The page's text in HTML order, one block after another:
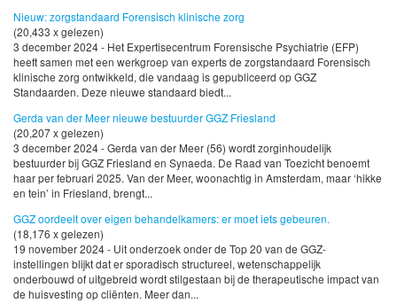
Nieuw: zorgstandaard Forensisch klinische zorg
(20,433 x gelezen)
3 december 2024 - Het Expertisecentrum Forensische Psychiatrie (EFP)
heeft samen met een werkgroep van experts de zorgstandaard Forensisch
klinische zorg ontwikkeld, die vandaag is gepubliceerd op GGZ
Standaarden. Deze nieuwe standaard biedt...
Gerda van der Meer nieuwe bestuurder GGZ Friesland
(20,207 x gelezen)
3 december 2024 - Gerda van der Meer (56) wordt zorginhoudelijk
bestuurder bij GGZ Friesland en Synaeda. De Raad van Toezicht benoemt
haar per februari 2025. Van der Meer, woonachtig in Amsterdam, maar ‘hikke
en tein’ in Friesland, brengt...
GGZ oordeelt over eigen behandelkamers: er moet iets gebeuren.
(18,176 x gelezen)
19 november 2024 - Uit onderzoek onder de Top 20 van de GGZ-
instellingen blijkt dat er sporadisch structureel, wetenschappelijk
onderbouwd of uitgebreid wordt stilgestaan bij de therapeutische impact van
de huisvesting op cliënten. Meer dan...